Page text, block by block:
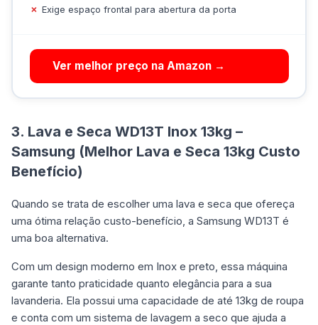
Exige espaço frontal para abertura da porta
Ver melhor preço na Amazon →
3. Lava e Seca WD13T Inox 13kg –
Samsung (Melhor Lava e Seca 13kg Custo
Benefício)
Quando se trata de escolher uma lava e seca que ofereça
uma ótima relação custo-benefício, a Samsung WD13T é
uma boa alternativa.
Com um design moderno em Inox e preto, essa máquina
garante tanto praticidade quanto elegância para a sua
lavanderia. Ela possui uma capacidade de até 13kg de roupa
e conta com um sistema de lavagem a seco que ajuda a